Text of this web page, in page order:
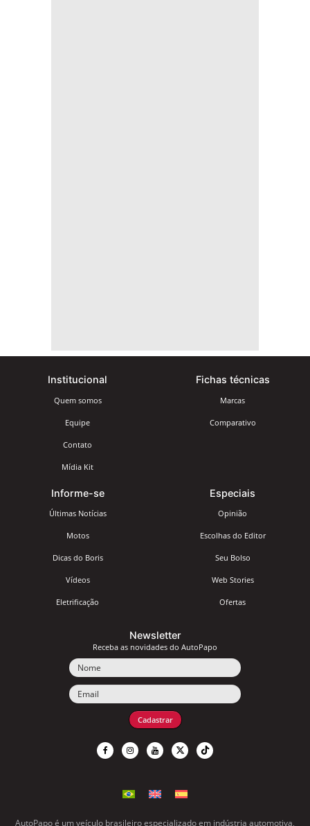
Institucional
Quem somos
Equipe
Contato
Mídia Kit
Fichas técnicas
Marcas
Comparativo
Informe-se
Últimas Notícias
Motos
Dicas do Boris
Vídeos
Eletrificação
Especiais
Opinião
Escolhas do Editor
Seu Bolso
Web Stories
Ofertas
Newsletter
Receba as novidades do AutoPapo
Cadastrar
AutoPapo é um veículo brasileiro especializado em indústria automotiva,